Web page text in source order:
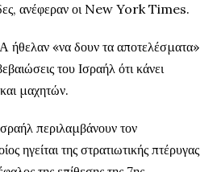
ανέφεραν οι New York Times.
ήθελαν «να δουν τα αποτελέσματα»
του Ισραήλ ότι κάνει
μαχητών.
περιλαμβάνουν τον
της στρατιωτικής πτέρυγας